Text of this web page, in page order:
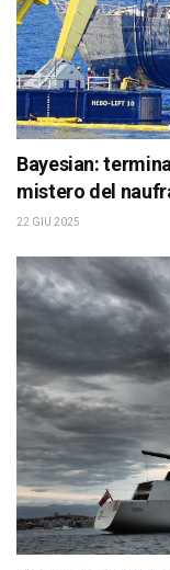
Bayesian:
mistero del
22 GIU 2025